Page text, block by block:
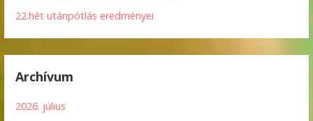
22.hét utánpótlás eredményei
Archívum
2026. július